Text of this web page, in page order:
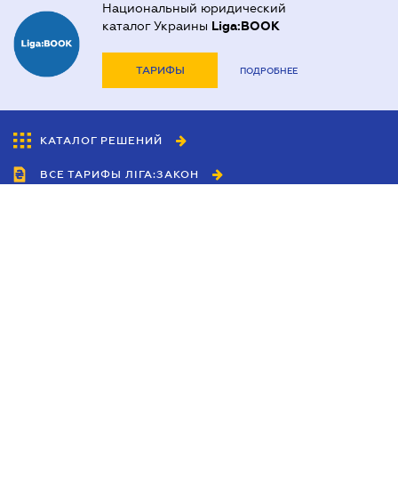
Национальный юридический
каталог Украины Liga:BOOK
ТАРИФЫ ПОДРОБНЕЕ
КАТАЛОГ РЕШЕНИЙ
ВСЕ ТАРИФЫ ЛІГА:ЗАКОН